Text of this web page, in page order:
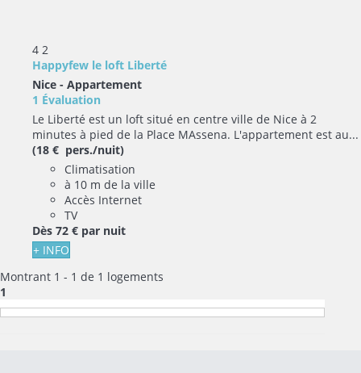
4 2
Happyfew le loft Liberté
Nice - Appartement
1 Évaluation
Le Liberté est un loft situé en centre ville de Nice à 2
minutes à pied de la Place MAssena. L'appartement est au...
(18 € pers./nuit)
Climatisation
à 10 m de la ville
Accès Internet
TV
Dès 72 € par nuit
+ INFO
Montrant 1 - 1 de 1 logements
1